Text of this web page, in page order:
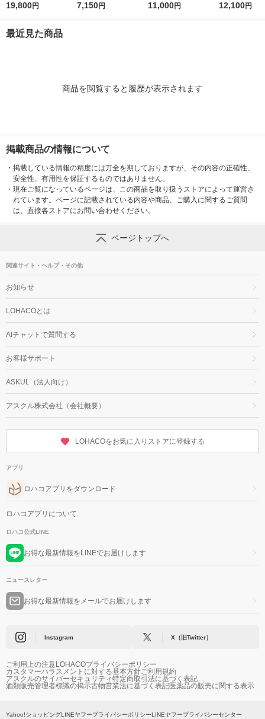
テムサイエンスアイ 1
19,800円
パーフェクトショット
7,150円
薬
11,000円
パーフェクト
12,100円
最近見た商品
商品を閲覧すると履歴が表示されます
掲載商品の情報について
・ 掲載している情報の精度には万全を期しておりますが、その内容の正確性、
安全性、有用性を保証するものではありません。
・ 現在ご覧になっているページは、この商品を取り扱うストアによって運営さ
れています。ページに記載されている内容や商品、ご購入に関するご質問
は、直接各ストアにお問い合わせください。
ページトップへ
関連サイト・ヘルプ・その他
お知らせ
LOHACOとは
AIチャットで質問する
お客様サポート
ASKUL（法人向け）
アスクル株式会社（会社概要）
LOHACOをお気に入りストアに登録する
アプリ
ロハコアプリをダウンロード
ロハコアプリについて
ロハコ公式LINE
お得な最新情報をLINEでお届けします
ニュースレター
お得な最新情報をメールでお届けします
Instagram X（旧Twitter）
ご利用上の注意LOHACOプライバシーポリシー
カスタマーハラスメントに対する基本方針ご利用規約
アスクルのサイバーセキュリティ特定商取引法に基づく表記
酒類販売管理者標識の掲示古物営業法に基づく表記医薬品の販売に関する表示
Yahoo!ショッピングLINEヤフープライバシーポリシーLINEヤフープライバシーセンター